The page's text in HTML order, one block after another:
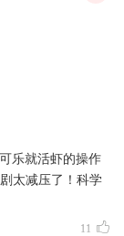
乐就活虾的操作
太减压了！科学
11